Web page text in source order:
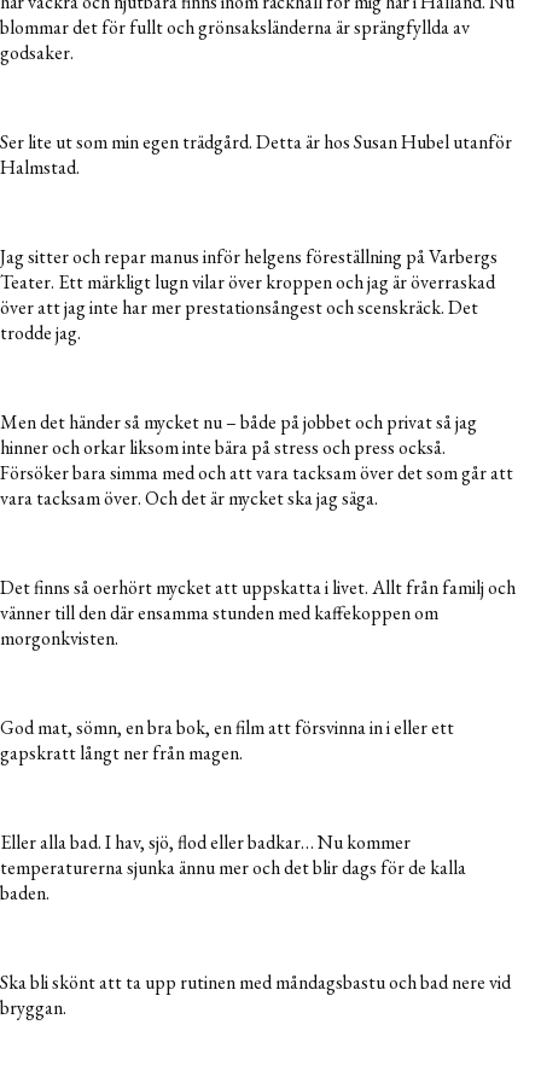
blommar det för fullt och grönsaksländerna är sprängfyllda av
godsaker.
Ser lite ut som min egen trädgård. Detta är hos Susan Hubel utanför
Halmstad.
Jag sitter och repar manus inför helgens föreställning på Varbergs
Teater. Ett märkligt lugn vilar över kroppen och jag är överraskad
över att jag inte har mer prestationsångest och scenskräck. Det
trodde jag.
Men det händer så mycket nu – både på jobbet och privat så jag
hinner och orkar liksom inte bära på stress och press också.
Försöker bara simma med och att vara tacksam över det som går att
vara tacksam över. Och det är mycket ska jag säga.
Det finns så oerhört mycket att uppskatta i livet. Allt från familj och
vänner till den där ensamma stunden med kaffekoppen om
morgonkvisten.
God mat, sömn, en bra bok, en film att försvinna in i eller ett
gapskratt långt ner från magen.
Eller alla bad. I hav, sjö, flod eller badkar… Nu kommer
temperaturerna sjunka ännu mer och det blir dags för de kalla
baden.
Ska bli skönt att ta upp rutinen med måndagsbastu och bad nere vid
bryggan.